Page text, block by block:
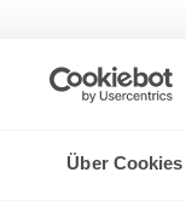
Über Cookies